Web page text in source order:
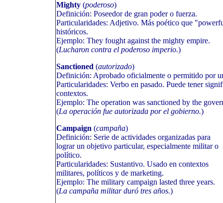
Mighty (poderoso)
Definición: Poseedor de gran poder o fuerza.
Particularidades: Adjetivo. Más poético que
históricos.
Ejemplo: They fought against the mighty empire.
(Lucharon contra el poderoso imperio.)
Sanctioned (autorizado)
Definición: Aprobado oficialmente o permitido por
Particularidades: Verbo en pasado. Puede tener
contextos.
Ejemplo: The operation was sanctioned by the
(La operación fue autorizada por el gobierno.)
Campaign (campaña)
Definición: Serie de actividades organizadas para
lograr un objetivo particular, especialmente militar o
político.
Particularidades: Sustantivo. Usado en contextos
militares, políticos y de marketing.
Ejemplo: The military campaign lasted three years.
(La campaña militar duró tres años.)